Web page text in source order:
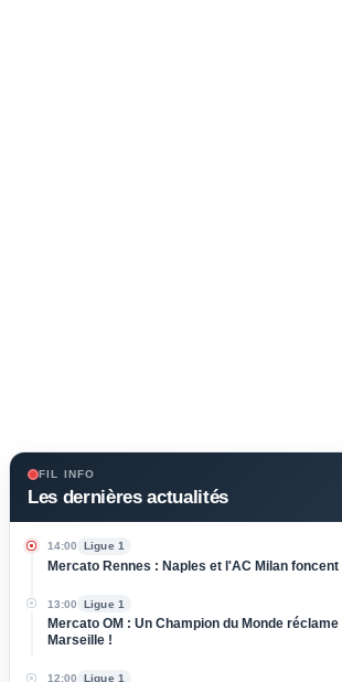
FIL INFO
Les dernières actualités
14:00 Ligue 1
Mercato Rennes : Naples et l'AC Milan
13:00 Ligue 1
Mercato OM : Un Champion du Monde
Marseille !
12:00 Ligue 1